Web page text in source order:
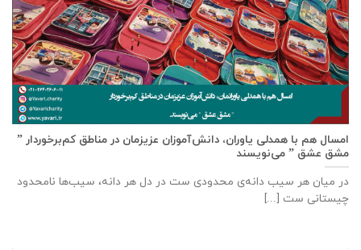
امسال هم با همدلی یاوران، دانش‌آموزان عزیزمان در مناطق کم‌برخوردار ”
مشق عشق ” می‌نویسند
در میان هر سیب دانه‌ی محدودی ست در دل هر دانه، سیب‌ها نامحدود
چیستانی ست [...]